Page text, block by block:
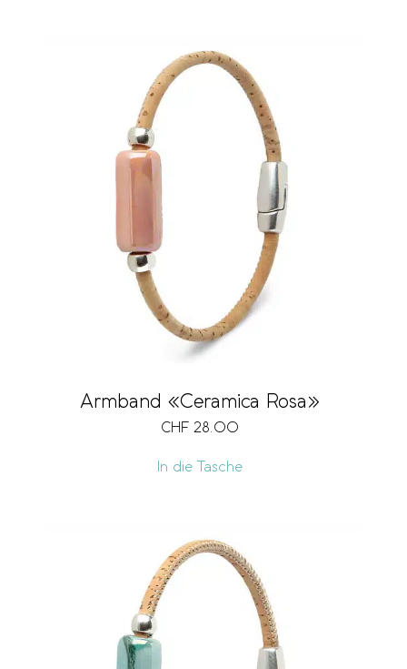
Armband «Ceramica Rosa»
CHF 28.00
In die Tasche